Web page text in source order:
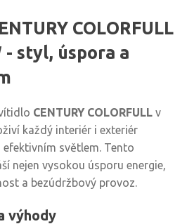
COLORFULL
- styl, úspora a
CENTURY COLORFULL v
každý interiér i exteriér
světlem. Tento
nejen vysokou úsporu energie,
a bezúdržbový provoz.
výhody